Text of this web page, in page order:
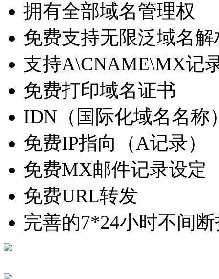
拥有全部域名管理权
免费支持无限泛域名解
支持A\CNAME\MX记
免费打印域名证书
IDN（国际化域名名称
免费IP指向（A记录）
免费MX邮件记录设定
免费URL转发
完善的7*24小时不间